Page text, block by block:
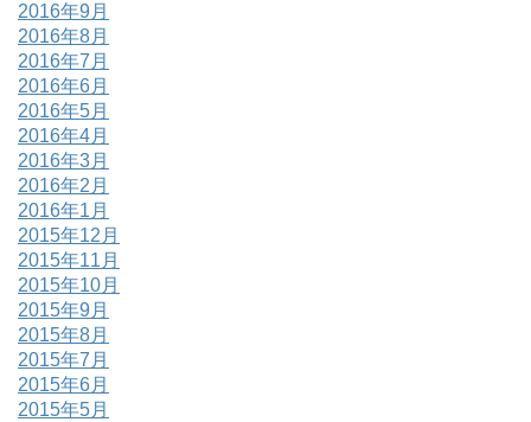
2016年9月
2016年8月
2016年7月
2016年6月
2016年5月
2016年4月
2016年3月
2016年2月
2016年1月
2015年12月
2015年11月
2015年10月
2015年9月
2015年8月
2015年7月
2015年6月
2015年5月